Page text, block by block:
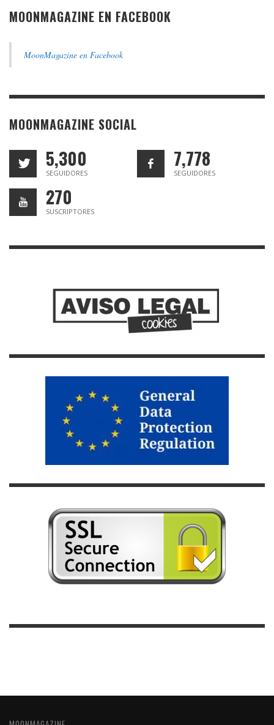
MOONMAGAZINE EN FACEBOOK
MoonMagazine en Facebook
MOONMAGAZINE SOCIAL
5,300
SEGUIDORES
7,778
SEGUIDORES
270
SUSCRIPTORES